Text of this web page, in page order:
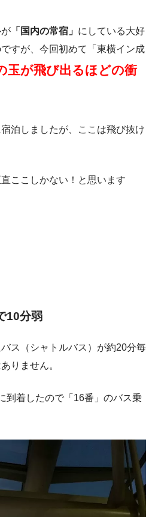
「国内の常宿」 にしている大好
すが、今回初めて「東横イン成
玉が飛び出るほどの衝
泊しましたが、ここは飛び抜け
ここしかない！と思います
10分弱
ス（シャトルバス）が約20分毎
りません。
到着したので「16番」のバス乗